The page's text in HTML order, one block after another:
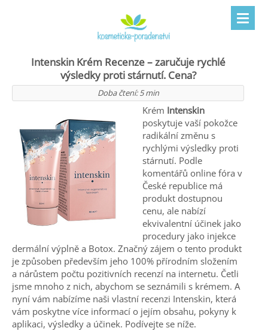
Intenskin Krém Recenze – zaručuje rychlé
výsledky proti stárnutí. Cena?
Doba čtení:5 min
Krém Intenskin
poskytuje vaší pokožce
radikální změnu s
rychlými výsledky proti
stárnutí. Podle
komentářů online fóra v
České republice má
produkt dostupnou
cenu, ale nabízí
ekvivalentní účinek jako
procedury jako injekce
dermální výplně a Botox. Značný zájem o tento produkt
je způsoben především jeho 100% přírodním složením
a nárůstem počtu pozitivních recenzí na internetu. Četli
jsme mnoho z nich, abychom se seznámili s krémem. A
nyní vám nabízíme naši vlastní recenzi Intenskin, která
vám poskytne více informací o jejím obsahu, pokyny k
aplikaci, výsledky a účinek. Podívejte se níže.